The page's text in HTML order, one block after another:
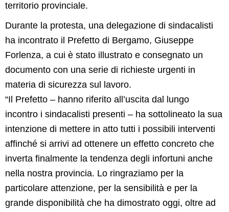
territorio provinciale.
Durante la protesta, una delegazione di sindacalisti
ha incontrato il Prefetto di Bergamo, Giuseppe
Forlenza, a cui è stato illustrato e consegnato un
documento con una serie di richieste urgenti in
materia di sicurezza sul lavoro.
“Il Prefetto – hanno riferito all’uscita dal lungo
incontro i sindacalisti presenti – ha sottolineato la sua
intenzione di mettere in atto tutti i possibili interventi
affinché si arrivi ad ottenere un effetto concreto che
inverta finalmente la tendenza degli infortuni anche
nella nostra provincia. Lo ringraziamo per la
particolare attenzione, per la sensibilità e per la
grande disponibilità che ha dimostrato oggi, oltre ad